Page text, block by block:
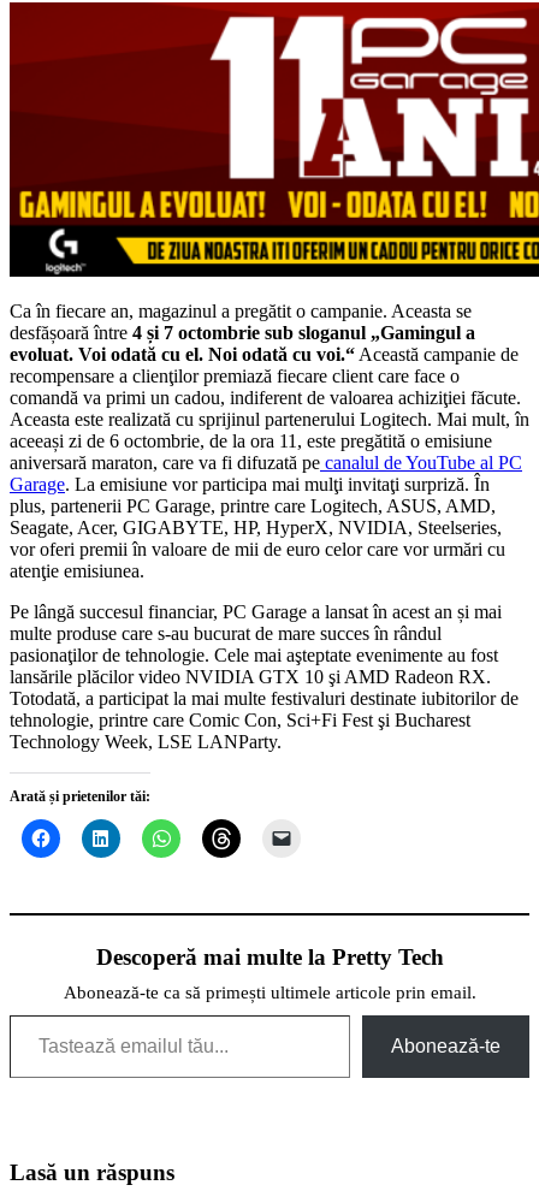
Ca în fiecare an, magazinul a pregătit o campanie. Aceasta se
desfășoară între 4 și 7 octombrie sub sloganul „Gamingul a
evoluat. Voi odată cu el. Noi odată cu voi.“ Această campanie de
recompensare a clienţilor premiază fiecare client care face o
comandă va primi un cadou, indiferent de valoarea achiziţiei făcute.
Aceasta este realizată cu sprijinul partenerului Logitech. Mai mult, în
aceeași zi de 6 octombrie, de la ora 11, este pregătită o emisiune
aniversară maraton, care va fi difuzată pe canalul de YouTube al PC
Garage. La emisiune vor participa mai mulţi invitaţi surpriză. În
plus, partenerii PC Garage, printre care Logitech, ASUS, AMD,
Seagate, Acer, GIGABYTE, HP, HyperX, NVIDIA, Steelseries,
vor oferi premii în valoare de mii de euro celor care vor urmări cu
atenţie emisiunea.
Pe lângă succesul financiar, PC Garage a lansat în acest an și mai
multe produse care s-au bucurat de mare succes în rândul
pasionaţilor de tehnologie. Cele mai aşteptate evenimente au fost
lansările plăcilor video NVIDIA GTX 10 şi AMD Radeon RX.
Totodată, a participat la mai multe festivaluri destinate iubitorilor de
tehnologie, printre care Comic Con, Sci+Fi Fest şi Bucharest
Technology Week, LSE LANParty.
Arată și prietenilor tăi:
Descoperă mai multe la Pretty Tech
Abonează-te ca să primești ultimele articole prin email.
Tastează emailul tău...
Abonează-te
Lasă un răspuns